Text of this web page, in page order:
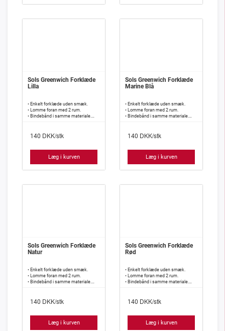
Sols Greenwich Forklæde
Lilla
• Enkelt forklæde uden smæk.
• Lomme foran med 2 rum.
• Bindebånd i samme materiale.
140 DKK/stk
Læg i kurven
Sols Greenwich Forklæde
Marine Blå
• Enkelt forklæde uden smæk.
• Lomme foran med 2 rum.
• Bindebånd i samme materiale.
140 DKK/stk
Læg i kurven
Sols Greenwich Forklæde
Natur
• Enkelt forklæde uden smæk.
• Lomme foran med 2 rum.
• Bindebånd i samme materiale.
140 DKK/stk
Læg i kurven
Sols Greenwich Forklæde
Rød
• Enkelt forklæde uden smæk.
• Lomme foran med 2 rum.
• Bindebånd i samme materiale.
140 DKK/stk
Læg i kurven